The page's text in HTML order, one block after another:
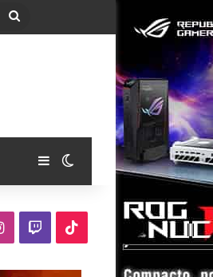
Buscar
Barra lateral
Switch skin
Instagram
TwitchTikTok